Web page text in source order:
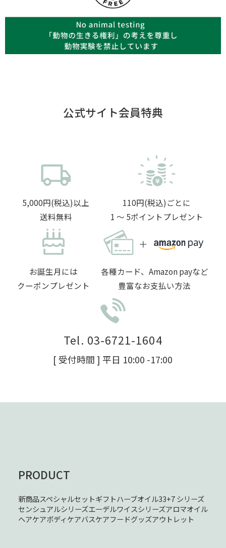
公式サイト会員特典
5,000円(税込)以上
送料無料
110円(税込)ごとに
1 〜 5ポイントプレゼント
お誕生月には
クーポンプレゼント
各種カード、Amazon payなど
豊富なお支払い方法
Tel. 03-6721-1604
[ 受付時間 ] 平日 10:00 -17:00
PRODUCT
新商品スペシャルセットギフトハーブオイル33+7 シリーズ
センシュアルシリーズエーデルワイスシリーズアロマオイル
ヘアケアボディケアバスケアフードグッズアウトレット